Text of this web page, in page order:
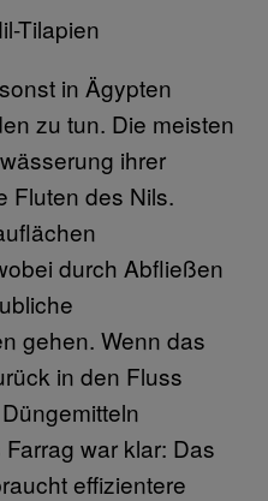
Tilapien
in Ägypten
zu tun. Die meisten
ihrer
Fluten des Nils.
durch Abfließen
gehen. Wenn das
in den Fluss
war klar: Das
effizientere